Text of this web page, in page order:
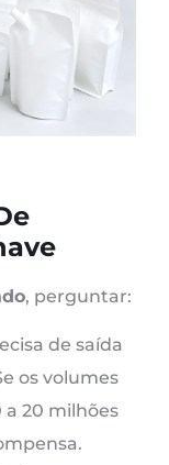
, perguntar:
de saída
os volumes
a 20 milhões